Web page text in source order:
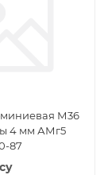
М36
4 мм АМг5
87